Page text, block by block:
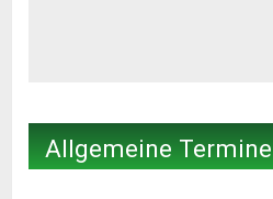
Allgemeine Termine